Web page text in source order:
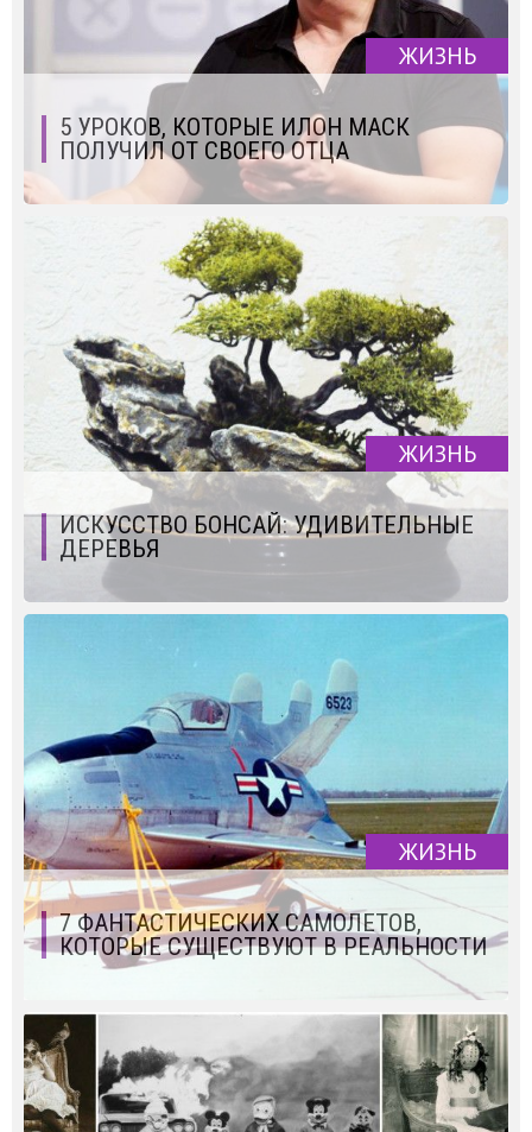
ЖИЗНЬ
5 УРОКОВ, КОТОРЫЕ ИЛОН МАСК
ПОЛУЧИЛ ОТ СВОЕГО ОТЦА
ЖИЗНЬ
ИСКУССТВО БОНСАЙ: УДИВИТЕЛЬНЫЕ
ДЕРЕВЬЯ
ЖИЗНЬ
7 ФАНТАСТИЧЕСКИХ САМОЛЕТОВ,
КОТОРЫЕ СУЩЕСТВУЮТ В РЕАЛЬНОСТИ